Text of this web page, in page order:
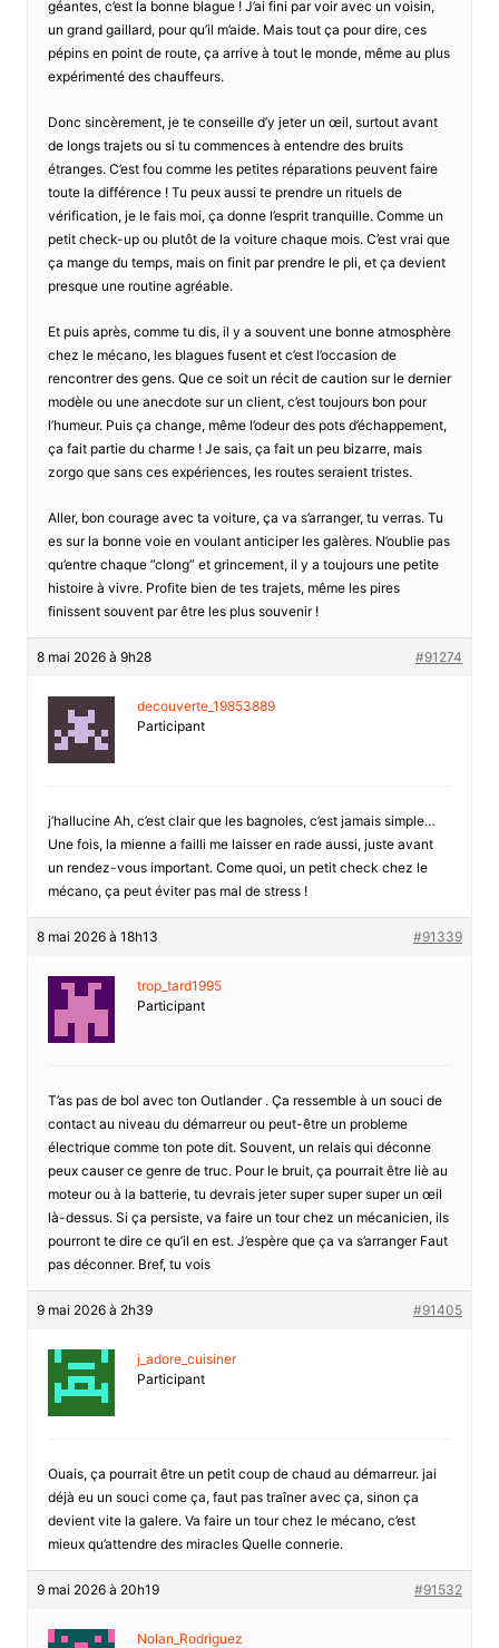
géantes, c’est la bonne blague ! J’ai fini par voir avec un voisin,
un grand gaillard, pour qu’il m’aide. Mais tout ça pour dire, ces
pépins en point de route, ça arrive à tout le monde, même au plus
expérimenté des chauffeurs.
Donc sincèrement, je te conseille d’y jeter un œil, surtout avant
de longs trajets ou si tu commences à entendre des bruits
étranges. C’est fou comme les petites réparations peuvent faire
toute la différence ! Tu peux aussi te prendre un rituels de
vérification, je le fais moi, ça donne l’esprit tranquille. Comme un
petit check-up ou plutôt de la voiture chaque mois. C’est vrai que
ça mange du temps, mais on finit par prendre le pli, et ça devient
presque une routine agréable.
Et puis après, comme tu dis, il y a souvent une bonne atmosphère
chez le mécano, les blagues fusent et c’est l’occasion de
rencontrer des gens. Que ce soit un récit de caution sur le dernier
modèle ou une anecdote sur un client, c’est toujours bon pour
l’humeur. Puis ça change, même l’odeur des pots d’échappement,
ça fait partie du charme ! Je sais, ça fait un peu bizarre, mais
zorgo que sans ces expériences, les routes seraient tristes.
Aller, bon courage avec ta voiture, ça va s’arranger, tu verras. Tu
es sur la bonne voie en voulant anticiper les galères. N’oublie pas
qu’entre chaque ”clong” et grincement, il y a toujours une petite
histoire à vivre. Profite bien de tes trajets, même les pires
finissent souvent par être les plus souvenir !
8 mai 2026 à 9h28 #91274
decouverte_19853889
Participant
j’hallucine Ah, c’est clair que les bagnoles, c’est jamais simple…
Une fois, la mienne a failli me laisser en rade aussi, juste avant
un rendez-vous important. Come quoi, un petit check chez le
mécano, ça peut éviter pas mal de stress !
8 mai 2026 à 18h13 #91339
trop_tard1995
Participant
T’as pas de bol avec ton Outlander . Ça ressemble à un souci de
contact au niveau du démarreur ou peut-être un probleme
électrique comme ton pote dit. Souvent, un relais qui déconne
peux causer ce genre de truc. Pour le bruit, ça pourrait être liè au
moteur ou à la batterie, tu devrais jeter super super super un œil
là-dessus. Si ça persiste, va faire un tour chez un mécanicien, ils
pourront te dire ce qu’il en est. J’espère que ça va s’arranger Faut
pas déconner. Bref, tu vois
9 mai 2026 à 2h39 #91405
j_adore_cuisiner
Participant
Ouais, ça pourrait être un petit coup de chaud au démarreur. jai
déjà eu un souci come ça, faut pas traîner avec ça, sinon ça
devient vite la galere. Va faire un tour chez le mécano, c’est
mieux qu’attendre des miracles Quelle connerie.
9 mai 2026 à 20h19 #91532
Nolan_Rodriguez